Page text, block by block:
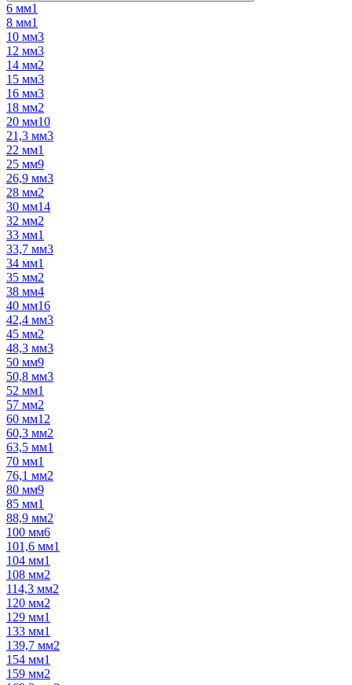
6 мм1
8 мм1
10 мм3
12 мм3
14 мм2
15 мм3
16 мм3
18 мм2
20 мм10
21,3 мм3
22 мм1
25 мм9
26,9 мм3
28 мм2
30 мм14
32 мм2
33 мм1
33,7 мм3
34 мм1
35 мм2
38 мм4
40 мм16
42,4 мм3
45 мм2
48,3 мм3
50 мм9
50,8 мм3
52 мм1
57 мм2
60 мм12
60,3 мм2
63,5 мм1
70 мм1
76,1 мм2
80 мм9
85 мм1
88,9 мм2
100 мм6
101,6 мм1
104 мм1
108 мм2
114,3 мм2
120 мм2
129 мм1
133 мм1
139,7 мм2
154 мм1
159 мм2